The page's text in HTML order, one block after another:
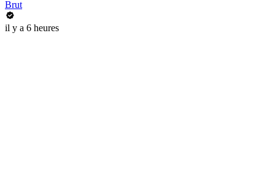
Brut
il y a 6 heures